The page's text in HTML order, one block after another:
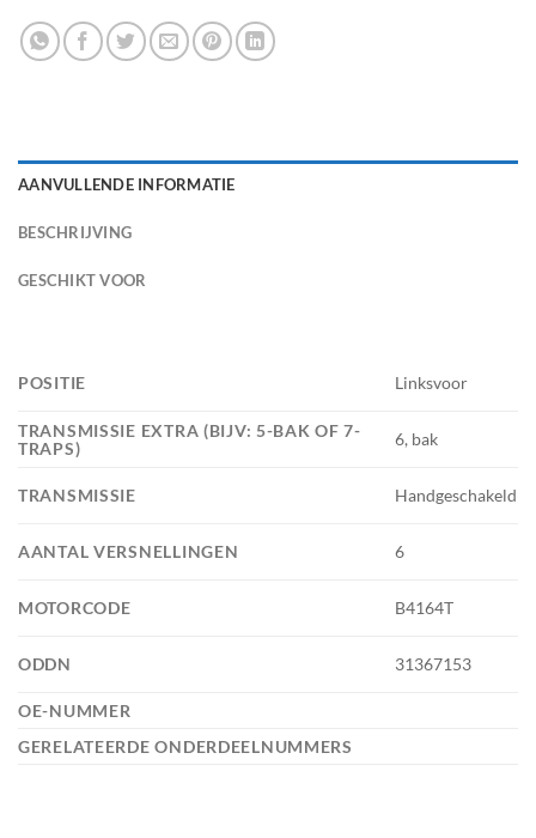
AANVULLENDE INFORMATIE
BESCHRIJVING
GESCHIKT VOOR
POSITIE Linksvoor
TRANSMISSIE EXTRA (BIJV: 5-BAK OF 7-
TRAPS)
6, bak
TRANSMISSIE Handgeschakeld
AANTAL VERSNELLINGEN 6
MOTORCODE B4164T
ODDN 31367153
OE-NUMMER
GERELATEERDE ONDERDEELNUMMERS